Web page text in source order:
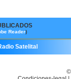
Reader)
Satelital
©